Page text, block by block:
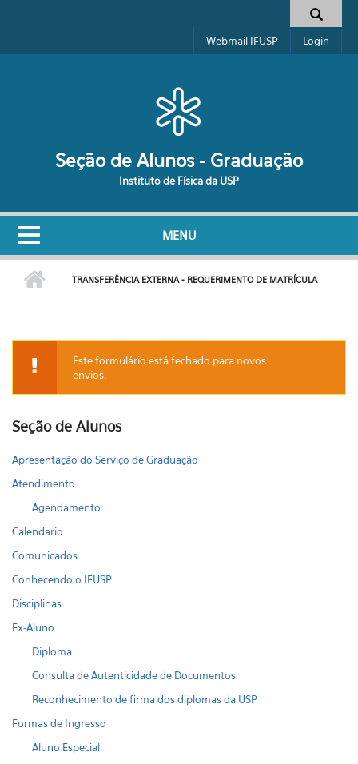
Formulário de busca
Webmail IFUSP Login
Seção de Alunos - Graduação
Instituto de Física da USP
MENU
TRANSFERÊNCIA EXTERNA - REQUERIMENTO DE MATRÍCULA
Mensagem de aviso
Este formulário está fechado para novos
envios.
Seção de Alunos
Apresentação do Serviço de Graduação
Atendimento
Agendamento
Calendario
Comunicados
Conhecendo o IFUSP
Disciplinas
Ex-Aluno
Diploma
Consulta de Autenticidade de Documentos
Reconhecimento de firma dos diplomas da USP
Formas de Ingresso
Aluno Especial